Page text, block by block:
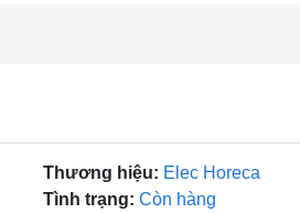
Thương hiệu: Elec Horeca
Tình trạng: Còn hàng